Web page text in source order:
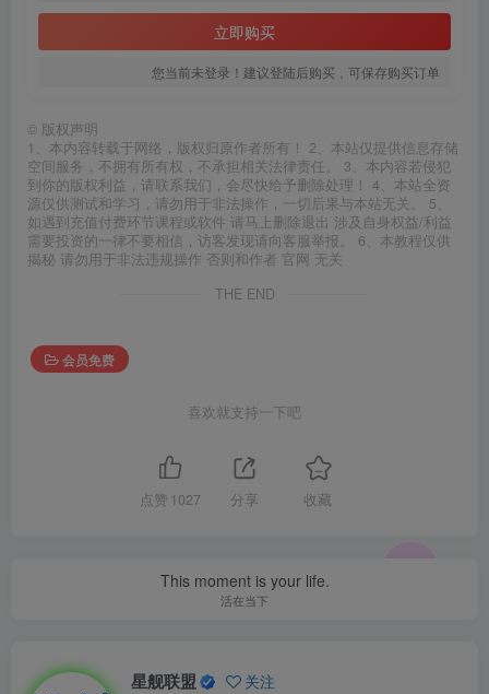
立即购买
您当前未登录！建议登陆后购买，可保存购买订单
© 版权声明
1、本内容转载于网络，版权归原作者所有！ 2、本站仅提供信息存储
空间服务，不拥有所有权，不承担相关法律责任。 3、本内容若侵犯
到你的版权利益，请联系我们，会尽快给予删除处理！ 4、本站全资
源仅供测试和学习，请勿用于非法操作，一切后果与本站无关。 5、
如遇到充值付费环节课程或软件 请马上删除退出 涉及自身权益/利益
需要投资的一律不要相信，访客发现请向客服举报。 6、本教程仅供
揭秘 请勿用于非法违规操作 否则和作者 官网 无关
THE END
会员免费
喜欢就支持一下吧
点赞 1027 分享 收藏
This moment is your life.
活在当下
星舰联盟 关注